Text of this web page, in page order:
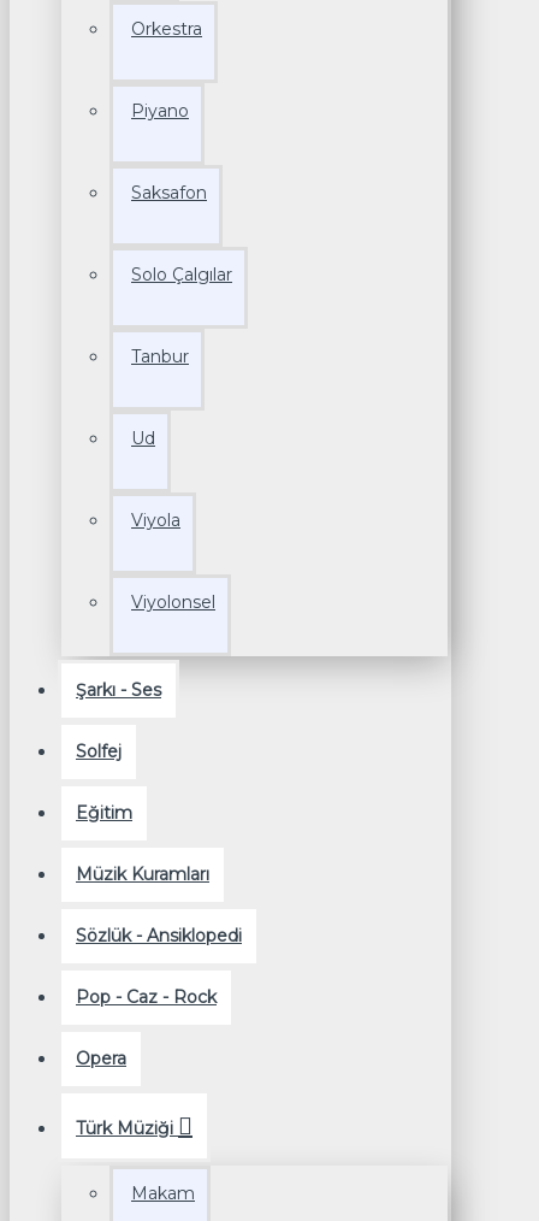
Orkestra
Piyano
Saksafon
Solo Çalgılar
Tanbur
Ud
Viyola
Viyolonsel
Şarkı - Ses
Solfej
Eğitim
Müzik Kuramları
Sözlük - Ansiklopedi
Pop - Caz - Rock
Opera
Türk Müziği
Makam